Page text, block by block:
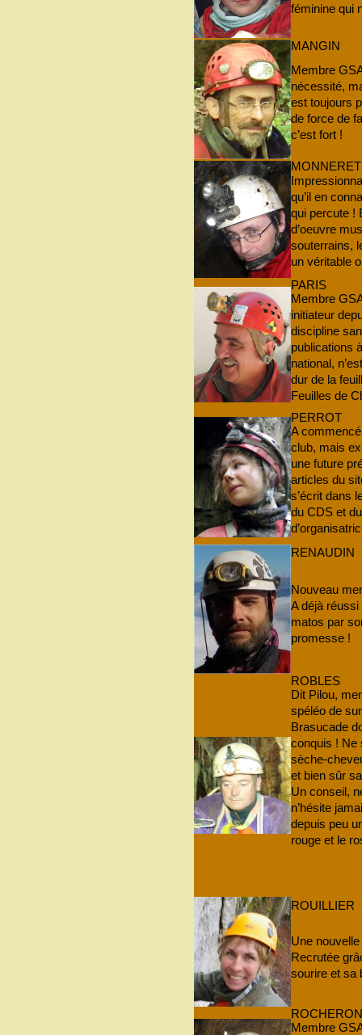
féminine qui
MANGIN
Membre
nécessité,
est toujours
de force de
c’est fort !
MONNERET
qu’il en
qui percute !
d’oeuvre
souterrains,
un véritable
PARIS
Membre
initiateur
discipline
publications
national,
dur de la
Feuilles de
PERROT
A
club, mais
une future
articles du
s’écrit dans
du CDS et
RENAUDIN
Nouveau
A déjà
matos par
promesse !
ROBLES
Dit Pilou,
spéléo de
Brasucade
conquis ! Ne
sèche-
et bien sûr
Un conseil,
n’hésite
depuis peu
rouge et le
ROUILLIER
Une
Recrutée
sourire et sa
ROCHERON
Membre